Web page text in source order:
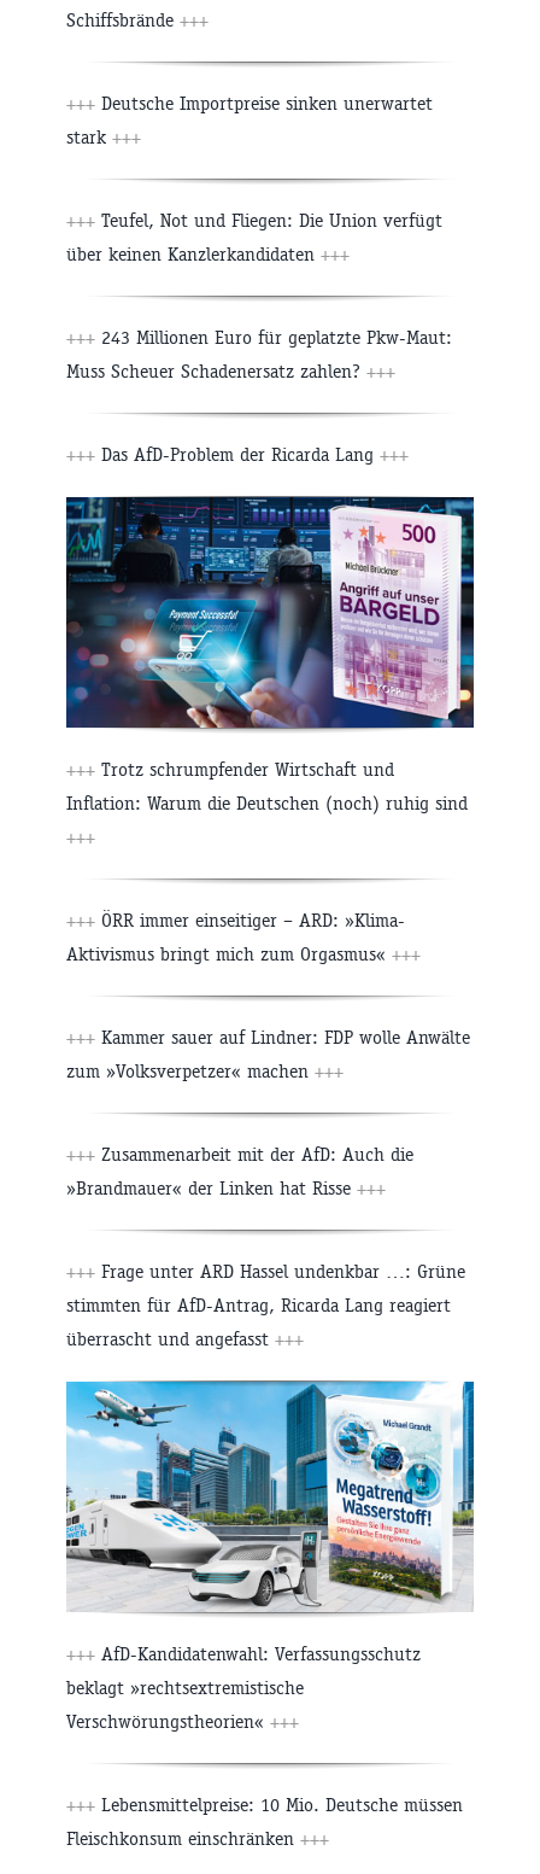
Schiffsbrände +++
+++ Deutsche Importpreise sinken unerwartet
stark +++
+++ Teufel, Not und Fliegen: Die Union verfügt
über keinen Kanzlerkandidaten +++
+++ 243 Millionen Euro für geplatzte Pkw-Maut:
Muss Scheuer Schadenersatz zahlen? +++
+++ Das AfD-Problem der Ricarda Lang +++
+++ Trotz schrumpfender Wirtschaft und
Inflation: Warum die Deutschen (noch) ruhig sind
+++
+++ ÖRR immer einseitiger – ARD: »Klima-
Aktivismus bringt mich zum Orgasmus« +++
+++ Kammer sauer auf Lindner: FDP wolle Anwälte
zum »Volksverpetzer« machen +++
+++ Zusammenarbeit mit der AfD: Auch die
»Brandmauer« der Linken hat Risse +++
+++ Frage unter ARD Hassel undenkbar …: Grüne
stimmten für AfD-Antrag, Ricarda Lang reagiert
überrascht und angefasst +++
+++ AfD-Kandidatenwahl: Verfassungsschutz
beklagt »rechtsextremistische
Verschwörungstheorien« +++
+++ Lebensmittelpreise: 10 Mio. Deutsche müssen
Fleischkonsum einschränken +++